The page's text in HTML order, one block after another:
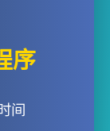
序
间